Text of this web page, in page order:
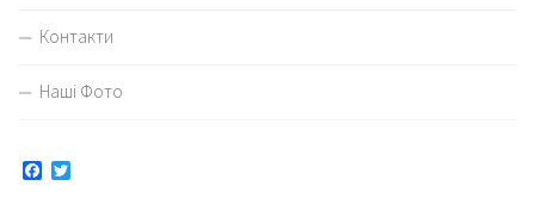
Контакти
Наші Фото
Facebook